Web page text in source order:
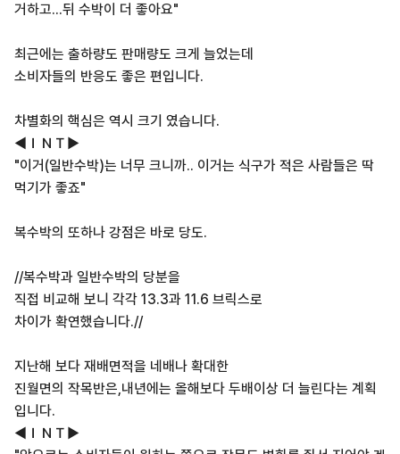
거하고...뒤 수박이 더 좋아요"
최근에는 출하량도 판매량도 크게 늘었는데
소비자들의 반응도 좋은 편입니다.
차별화의 핵심은 역시 크기 였습니다.
◀ＩＮＴ▶
"이거(일반수박)는 너무 크니까.. 이거는 식구가 적은 사람들은 딱
먹기가 좋죠"
복수박의 또하나 강점은 바로 당도.
//복수박과 일반수박의 당분을
직접 비교해 보니 각각 13.3과 11.6 브릭스로
차이가 확연했습니다.//
지난해 보다 재배면적을 네배나 확대한
진월면의 작목반은,내년에는 올해보다 두배이상 더 늘린다는 계획
입니다.
◀ＩＮＴ▶